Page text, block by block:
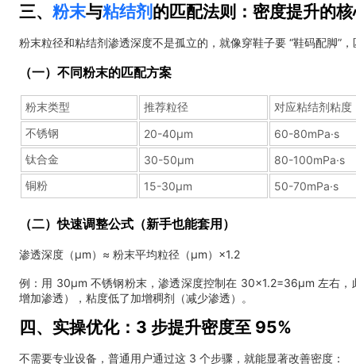
三、 粉末与粘结剂 的匹配法则：密度提升的
粉末粒径和粘结剂渗透深度不是孤立的，就像穿鞋子要 “鞋码配脚”
（一）不同粉末的匹配方案
粉末类型 推荐粒径
对应粘结剂粘度
不锈钢
20-40μm
60-80mPa·s
钛合金
30-50μm
80-100mPa·s
铜粉
15-30μm 50-70mPa·s
（二）快速调整公式（新手也能套用）
渗透深度（μm）≈ 粉末平均粒径（μm）×1.2
例：用 30μm 不锈钢粉末，渗透深度控制在 30×1.2=36μm 左右
增加渗透），粘度低了加增稠剂（减少渗透）。
四、实操优化：3 步提升密度至 95%
不需要专业设备，普通用户通过这 3 个步骤，就能显著改善密度：